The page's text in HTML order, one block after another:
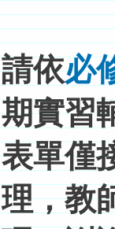
請依必
期實習
表單僅
理，教